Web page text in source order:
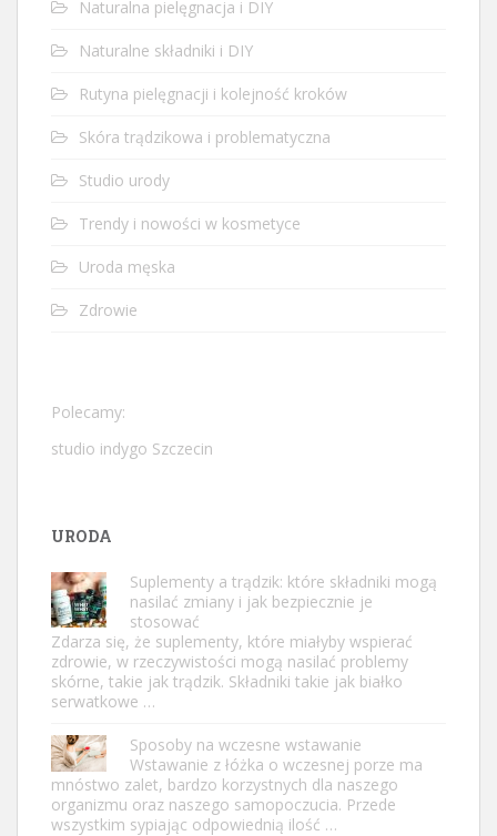
Naturalna pielęgnacja i DIY
Naturalne składniki i DIY
Rutyna pielęgnacji i kolejność kroków
Skóra trądzikowa i problematyczna
Studio urody
Trendy i nowości w kosmetyce
Uroda męska
Zdrowie
Polecamy:
studio indygo Szczecin
URODA
Suplementy a trądzik: które składniki mogą
nasilać zmiany i jak bezpiecznie je
stosować
Zdarza się, że suplementy, które miałyby wspierać
zdrowie, w rzeczywistości mogą nasilać problemy
skórne, takie jak trądzik. Składniki takie jak białko
serwatkowe …
Sposoby na wczesne wstawanie
Wstawanie z łóżka o wczesnej porze ma
mnóstwo zalet, bardzo korzystnych dla naszego
organizmu oraz naszego samopoczucia. Przede
wszystkim sypiając odpowiednią ilość …